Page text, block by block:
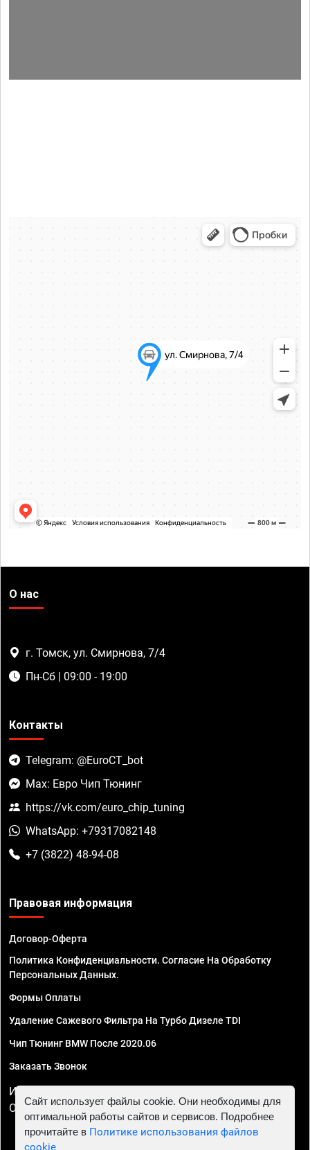
О нас
г. Томск, ул. Смирнова, 7/4
Пн-Сб | 09:00 - 19:00
Контакты
Telegram: @EuroCT_bot
Max: Евро Чип Тюнинг
https://vk.com/euro_chip_tuning
WhatsApp: +79317082148
+7 (3822) 48-94-08
Правовая информация
Договор-Оферта
Политика Конфиденциальности. Согласие На Обработку
Персональных Данных.
Формы Оплаты
Удаление Сажевого Фильтра На Турбо Дизеле TDI
Чип Тюнинг BMW После 2020.06
Заказать Звонок
ИП Смирнов Георгий Павлович. ИНН 781302555843,
ОГРНИП 324470400032610
Сайт использует файлы cookie. Они необходимы для
оптимальной работы сайтов и сервисов. Подробнее
прочитайте в Политике использования файлов
cookie